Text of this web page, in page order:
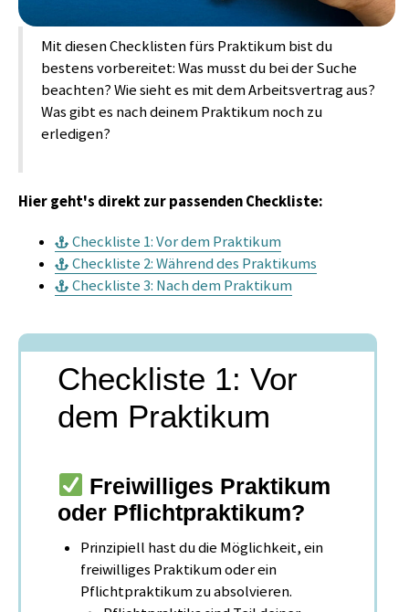
Mit diesen Checklisten fürs Praktikum bist du
bestens vorbereitet: Was musst du bei der Suche
beachten? Wie sieht es mit dem Arbeitsvertrag aus?
Was gibt es nach deinem Praktikum noch zu
erledigen?
Hier geht's direkt zur passenden Checkliste:
Checkliste 1: Vor dem Praktikum
Checkliste 2: Während des Praktikums
Checkliste 3: Nach dem Praktikum
Checkliste 1: Vor
dem Praktikum
Freiwilliges Praktikum
oder Pflichtpraktikum?
Prinzipiell hast du die Möglichkeit, ein
freiwilliges Praktikum oder ein
Pflichtpraktikum zu absolvieren.